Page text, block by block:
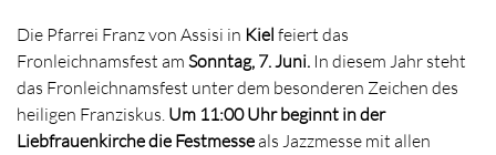
Die Pfarrei Franz von Assisi in Kiel feiert das
Fronleichnamsfest am Sonntag, 7. Juni. In diesem Jahr steht
das Fronleichnamsfest unter dem besonderen Zeichen des
heiligen Franziskus. Um 11:00 Uhr beginnt in der
Liebfrauenkirche die Festmesseals Jazzmesse mit allen